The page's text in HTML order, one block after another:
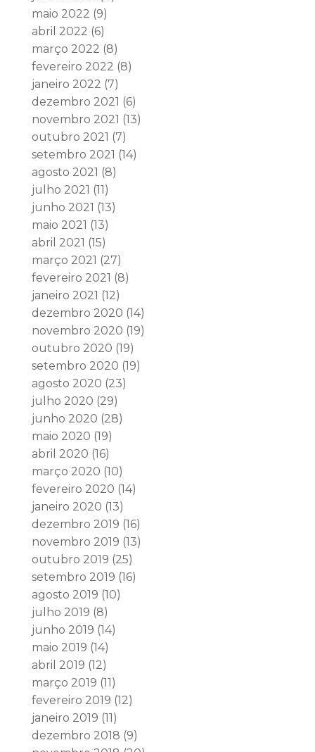
maio 2022 (9)
abril 2022 (6)
março 2022 (8)
fevereiro 2022 (8)
janeiro 2022 (7)
dezembro 2021 (6)
novembro 2021 (13)
outubro 2021 (7)
setembro 2021 (14)
agosto 2021 (8)
julho 2021 (11)
junho 2021 (13)
maio 2021 (13)
abril 2021 (15)
março 2021 (27)
fevereiro 2021 (8)
janeiro 2021 (12)
dezembro 2020 (14)
novembro 2020 (19)
outubro 2020 (19)
setembro 2020 (19)
agosto 2020 (23)
julho 2020 (29)
junho 2020 (28)
maio 2020 (19)
abril 2020 (16)
março 2020 (10)
fevereiro 2020 (14)
janeiro 2020 (13)
dezembro 2019 (16)
novembro 2019 (13)
outubro 2019 (25)
setembro 2019 (16)
agosto 2019 (10)
julho 2019 (8)
junho 2019 (14)
maio 2019 (14)
abril 2019 (12)
março 2019 (11)
fevereiro 2019 (12)
janeiro 2019 (11)
dezembro 2018 (9)